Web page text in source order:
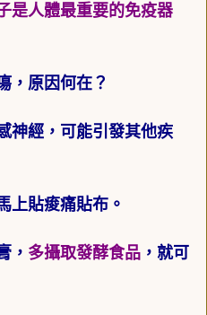
是人體最重要的免疫器
，原因何在？
神經，可能引發其他疾
上貼痠痛貼布。
， 多攝取發酵食品 ，就可